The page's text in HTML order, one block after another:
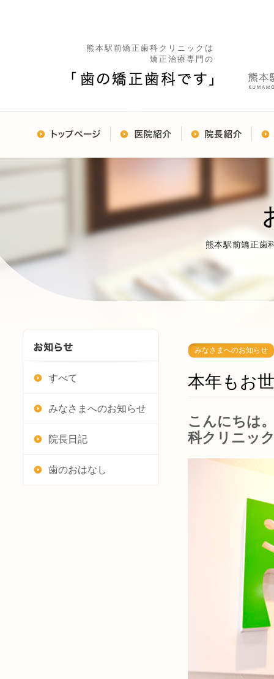
熊本駅前矯正歯科クリニックは
矯正治療専門の
熊本駅前矯正歯
すべて
みなさまへのお知らせ
院長日記
歯のおはなし
みなさまへのお知らせ
本年もお
こんにちは
科クリニッ